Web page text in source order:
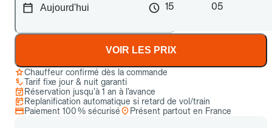
15 05
VOIR LES PRIX
Chauffeur confirmé dès la commande
Tarif fixe jour & nuit garanti
Réservation jusqu’à 1 an à l’avance
Replanification automatique si retard de vol/train
Paiement 100 % sécurisé
Présent partout en France